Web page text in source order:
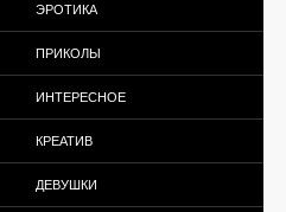
ЭРОТИКА
ПРИКОЛЫ
ИНТЕРЕСНОЕ
КРЕАТИВ
ДЕВУШКИ